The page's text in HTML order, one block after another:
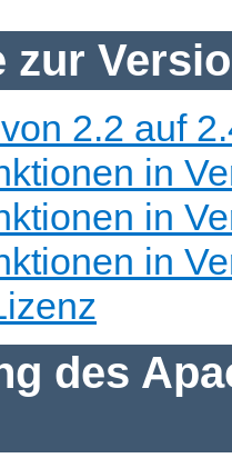
zur
2.2 auf
in
in
in
des